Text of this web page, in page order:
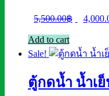
5,500.00฿
Original
was:
Add to cart
Sale!
ตู้กดน้ำ น้ำเย็